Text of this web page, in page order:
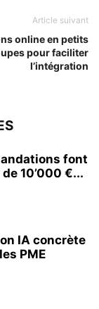
Article suivant
online en petits
pour faciliter
l’intégration
font
10’000 €...
IA concrète
PME